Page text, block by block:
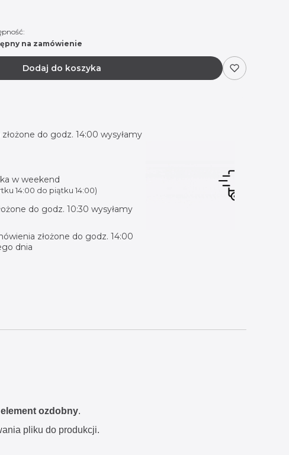
na zamówienie
Dodaj do koszyka
do godz. 14:00 wysyłamy
w weekend
14:00 do piątku 14:00)
do godz. 10:30 wysyłamy
złożone do godz. 14:00
dnia
element ozdobny.
pliku do produkcji.